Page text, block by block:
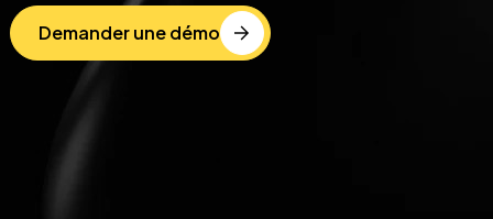
Demander une démo